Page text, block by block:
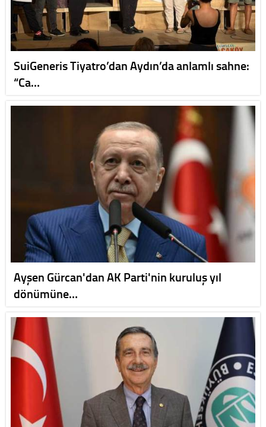
SuiGeneris Tiyatro’dan Aydın’da anlamlı sahne:
“Ca…
Ayşen Gürcan'dan AK Parti'nin kuruluş yıl
dönümüne…